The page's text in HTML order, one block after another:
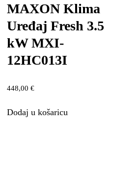
MAXON Klima
Uređaj Fresh 3.5
kW MXI-
12HC013I
448,00€
Dodaj u košaricu